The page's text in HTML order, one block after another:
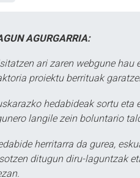
AGURGARRIA:
ari zaren webgune hau
proiektu berrituak
hedabideak sortu eta
langile zein boluntario
herritarra da gurea,
ditugun diru-laguntzak